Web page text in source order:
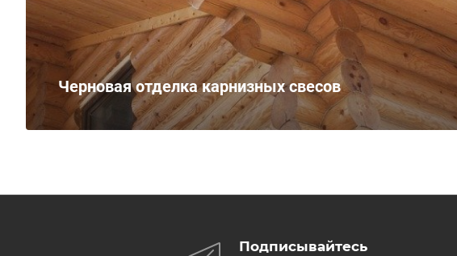
Черновая отделка карнизных свесов
Подписывайтесь